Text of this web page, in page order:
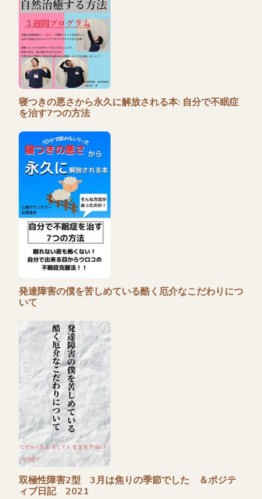
寝つきの悪さから永久に解放される本: 自分で不眠症
を治す7つの方法
発達障害の僕を苦しめている酷く厄介なこだわりにつ
いて
双極性障害2型 3月は焦りの季節でした ＆ポジテ
ィブ日記 2021